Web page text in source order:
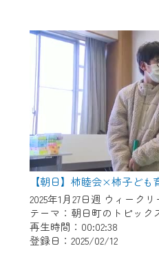
【朝日】柿睦会×柿子ども
2025年1月27日週 ウィーク
テーマ：朝日町のトピック
再生時間：00:02:38
登録日：2025/02/12